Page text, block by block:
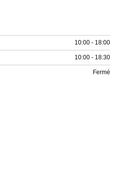
10:00 - 18:00
10:00 - 18:30
Fermé